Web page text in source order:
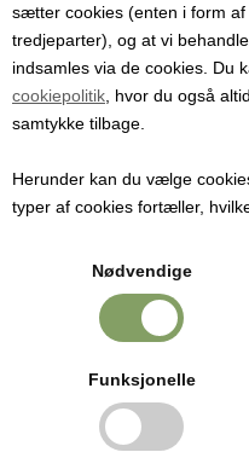
sætter cookies (enten i form
tredjeparter), og at vi
indsamles via de cookies. Du
cookiepolitik , hvor du også
samtykke tilbage.
Herunder kan du vælge
typer af cookies fortæller,
Nødvendige
Funksjonelle
25% moms.
For alle bestillenger fra
den norske Skatteetaten
bestillingen din oppfyller
Fordelen for deg er at du ikke
NOK 150,00 i Norge) og 25%
betyr denne ordningen
raskere fortolling og dermed
Alle bestillinger sendes nå
DANSK
Holmevej 1- DK-7361
+45 6267 1447